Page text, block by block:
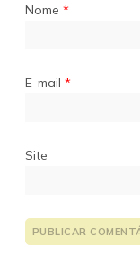
Nome *
E-mail *
Site